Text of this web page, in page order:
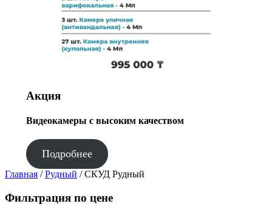
Акция
Видеокамеры с высоким качеством
Подробнее
Главная /Рудный / СКУД Рудный
Фильтрация по цене